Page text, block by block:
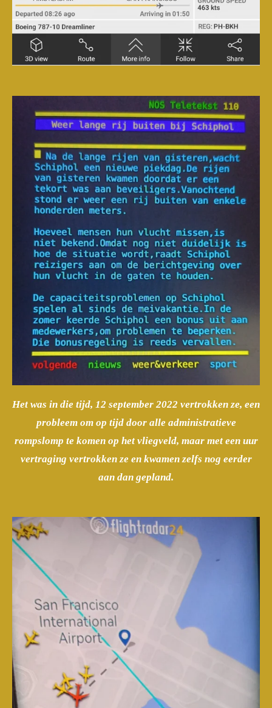
Het was in die tijd, 12 september 2022 vertrokken ze, een
probleem om op tijd door alle administratieve
rompslomp te komen op het vliegveld, maar met een uur
vertraging vertrokken ze en kwamen zelfs nog eerder
aan dan gepland.